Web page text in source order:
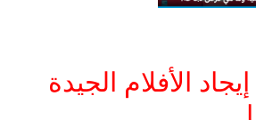
الأفلام الجيدة